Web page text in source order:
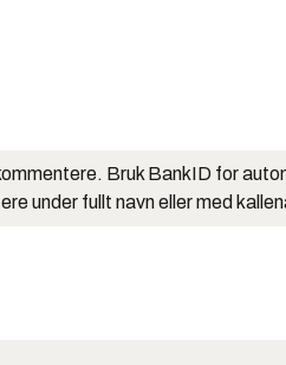
Bruk BankID for
under fullt navn eller med